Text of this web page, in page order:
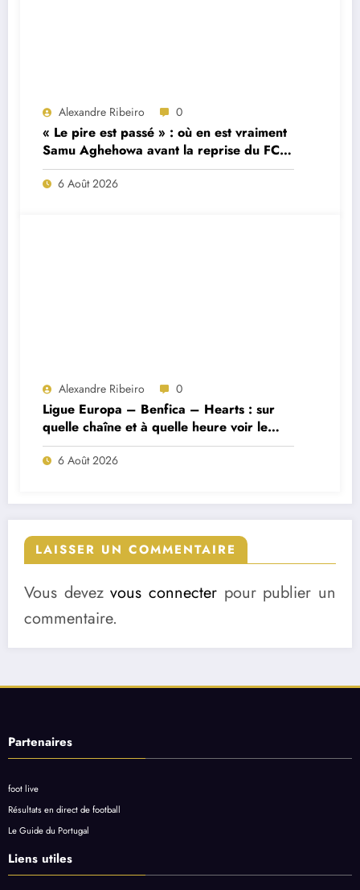
Alexandre Ribeiro 0
« Le pire est passé » : où en est vraiment
Samu Aghehowa avant la reprise du FC
Porto ?
6 Août 2026
Alexandre Ribeiro 0
Ligue Europa – Benfica – Hearts : sur
quelle chaîne et à quelle heure voir le
match ?
6 Août 2026
LAISSER UN COMMENTAIRE
Vous devezvous connecter pour publier un
commentaire.
Partenaires
foot live
Résultats en direct de football
Le Guide du Portugal
Liens utiles